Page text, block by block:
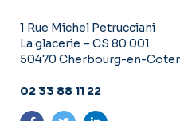
1 Rue Michel Petrucciani
La glacerie – CS 80 001
50470 Cherbourg-en-
02 33 88 11 22